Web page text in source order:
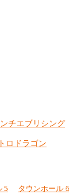
チエブリシング
ロドラゴン
5
タウンホール 6